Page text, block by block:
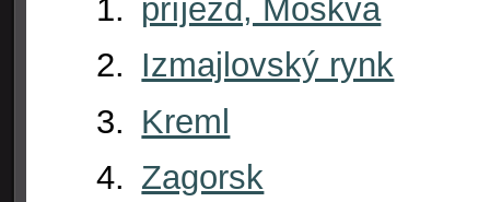
příjezd, Moskva
Izmajlovský rynk
Kreml
Zagorsk